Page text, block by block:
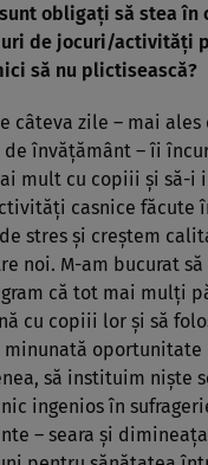
sunt obligaţi să stea în
de jocuri/activităţi
să nu plictisească?
câteva zile – mai ales
învăţământ – îi
mult cu copiii şi să-i
casnice făcute
stres şi creştem
noi. M-am bucurat să
că tot mai mulţi
cu copiii lor şi să
minunată oportunitate
să instituim nişte
ingenios în
– seara şi